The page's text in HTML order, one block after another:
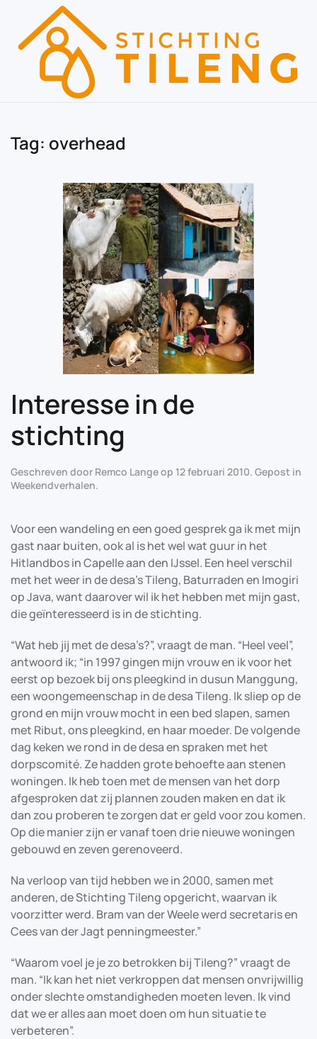
Skip to main content
Tag: overhead
Interesse in de
stichting
Geschreven door Remco Langeop 12 februari 2010. Gepost in
Weekendverhalen.
Voor een wandeling en een goed gesprek ga ik met mijn
gast naar buiten, ook al is het wel wat guur in het
Hitlandbos in Capelle aan den IJssel. Een heel verschil
met het weer in de desa’s Tileng, Baturraden en Imogiri
op Java, want daarover wil ik het hebben met mijn gast,
die geïnteresseerd is in de stichting.
“Wat heb jij met de desa’s?”, vraagt de man. “Heel veel”,
antwoord ik; “in 1997 gingen mijn vrouw en ik voor het
eerst op bezoek bij ons pleegkind in dusun Manggung,
een woongemeenschap in de desa Tileng. Ik sliep op de
grond en mijn vrouw mocht in een bed slapen, samen
met Ribut, ons pleegkind, en haar moeder. De volgende
dag keken we rond in de desa en spraken met het
dorpscomité. Ze hadden grote behoefte aan stenen
woningen. Ik heb toen met de mensen van het dorp
afgesproken dat zij plannen zouden maken en dat ik
dan zou proberen te zorgen dat er geld voor zou komen.
Op die manier zijn er vanaf toen drie nieuwe woningen
gebouwd en zeven gerenoveerd.
Na verloop van tijd hebben we in 2000, samen met
anderen, de Stichting Tileng opgericht, waarvan ik
voorzitter werd. Bram van der Weele werd secretaris en
Cees van der Jagt penningmeester.”
“Waarom voel je je zo betrokken bij Tileng?” vraagt de
man. “Ik kan het niet verkroppen dat mensen onvrijwillig
onder slechte omstandigheden moeten leven. Ik vind
dat we er alles aan moet doen om hun situatie te
verbeteren”.